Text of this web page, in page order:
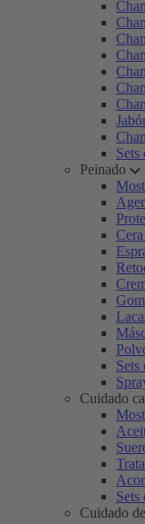
Sets
Peinado
Sets
Cuidado
Sets
Cuidado